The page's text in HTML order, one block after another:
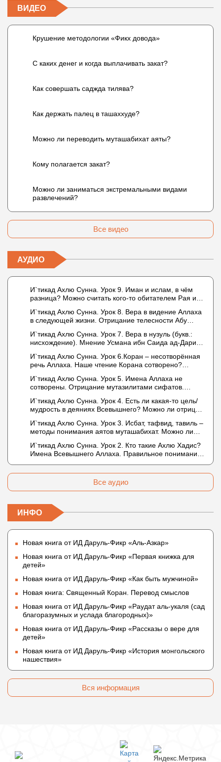
ВИДЕО
Крушение методологии «Фикх довода»
С каких денег и когда выплачивать закат?
Как совершать саджда тилява?
Как держать палец в ташаххуде?
Можно ли переводить муташабихат аяты?
Кому полагается закат?
Можно ли заниматься экстремальными видами
развлечений?
Все видео
АУДИО
И`тикад Ахлю Сунна. Урок 9. Иман и ислам, в чём
разница? Можно считать кого-то обитателем Рая или
И`тикад Ахлю Сунна. Урок 8. Вера в видение Аллаха
в следующей жизни. Отрицание телесности Абу
Усмана ибн Саида ад-Дарими. Иман – это слова,
дела и познание
И`тикад Ахлю Сунна. Урок 7. Вера в нузуль (букв.:
нисхождение). Мнение Усмана ибн Саида ад-Дарими
описывается физическим движением?
И`тикад Ахлю Сунна. Урок 6.Коран – несотворённая
речь Аллаха. Наше чтение Корана сотворено?
И`тикад Ахлю Сунна. Урок 5. Имена Аллаха не
сотворены. Отрицание мутазилитами сифатов.
И`тикад Ахлю Сунна. Урок 4. Есть ли какая-то цель/
мудрость в деяниях Всевышнего? Можно ли отрицать
не пришло в Коране и Сунне? Концепция ибн
Таймийи
И`тикад Ахлю Сунна. Урок 3. Исбат, тафвид, тавиль –
методы понимания аятов муташабихат. Можно ли
Что означает утверждение сифата «биля кейфа»
(без образа)?
И`тикад Ахлю Сунна. Урок 2. Кто такие Ахлю Хадис?
Имена Всевышнего Аллаха. Правильное понимание
Все аудио
ИНФО
Новая книга от ИД Даруль-Фикр «Аль-Азкар»
Новая книга от ИД Даруль-Фикр «Первая книжка для
детей»
Новая книга от ИД Даруль-Фикр «Как быть мужчиной»
Новая книга: Священный Коран. Перевод смыслов
Новая книга от ИД Даруль-Фикр «Раудат аль-укаля (cад
благоразумных и услада благородных)»
Новая книга от ИД Даруль-Фикр «Рассказы о вере для
детей»
Новая книга от ИД Даруль-Фикр «История монгольского
нашествия»
Вся информация